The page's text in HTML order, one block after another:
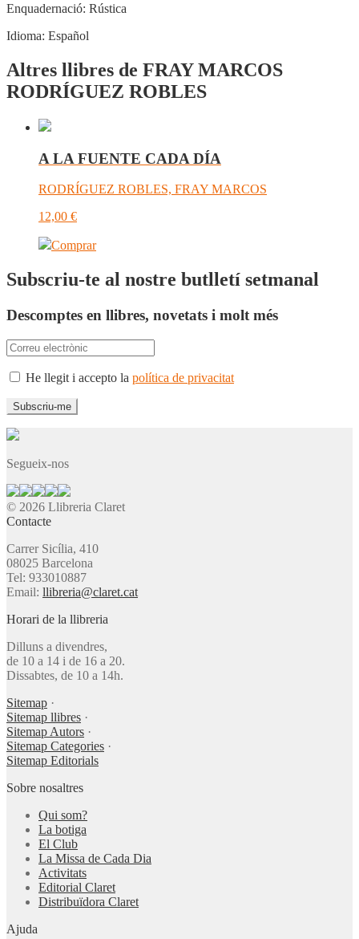
Enquadernació: Rústica
Idioma: Español
Altres llibres de FRAY MARCOS
RODRÍGUEZ ROBLES
A LA FUENTE CADA DÍA
RODRÍGUEZ ROBLES, FRAY MARCOS
12,00 €
Comprar
Subscriu-te al nostre butlletí setmanal
Descomptes en llibres, novetats i molt més
He llegit i accepto la política de privacitat
Segueix-nos
© 2026 Llibreria Claret
Contacte
Carrer Sicília, 410
08025 Barcelona
Tel: 933010887
Email: llibreria@claret.cat
Horari de la llibreria
Dilluns a divendres,
de 10 a 14 i de 16 a 20.
Dissabtes, de 10 a 14h.
Sitemap ·
Sitemap llibres ·
Sitemap Autors ·
Sitemap Categories ·
Sitemap Editorials
Sobre nosaltres
Qui som?
La botiga
El Club
La Missa de Cada Dia
Activitats
Editorial Claret
Distribuïdora Claret
Ajuda